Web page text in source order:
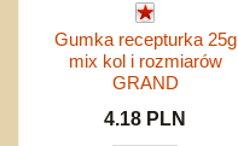
Gumka recepturka 25g
mix kol i rozmiarów
GRAND
4.18 PLN